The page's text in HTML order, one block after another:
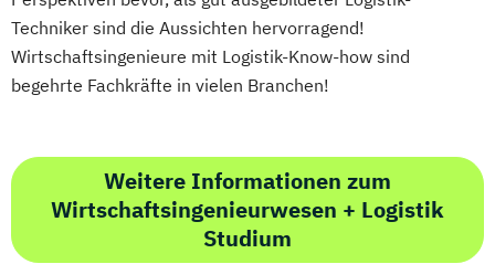
Techniker sind die Aussichten hervorragend!
Wirtschaftsingenieure mit Logistik-Know-how sind
begehrte Fachkräfte in vielen Branchen!
Weitere Informationen zum
Wirtschaftsingenieurwesen + Logistik
Studium